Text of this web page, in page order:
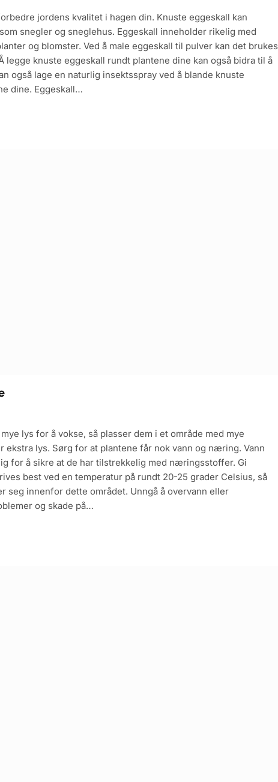
jordens kvalitet i hagen din. Knuste eggeskall kan
snegler og sneglehus. Eggeskall inneholder rikelig med
og blomster. Ved å male eggeskall til pulver kan det brukes
knuste eggeskall rundt plantene dine kan også bidra til å
også lage en naturlig insektsspray ved å blande knuste
dine. Eggeskall…
lys for å vokse, så plasser dem i et område med mye
lys. Sørg for at plantene får nok vann og næring. Vann
for å sikre at de har tilstrekkelig med næringsstoffer. Gi
best ved en temperatur på rundt 20-25 grader Celsius, så
seg innenfor dette området. Unngå å overvann eller
og skade på…